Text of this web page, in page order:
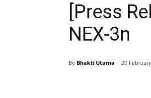
[Press
NEX-3n
By Bhakti Utama 20